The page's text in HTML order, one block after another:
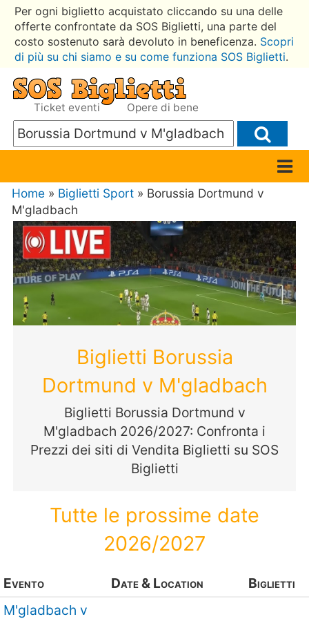
Per ogni biglietto acquistato cliccando su una delle
offerte confrontate da SOS Biglietti, una parte del
costo sostenuto sarà devoluto in beneficenza. Scopri
di più su chi siamo e su come funziona SOS Biglietti.
Ticket eventi Opere di bene
Home » Biglietti Sport » Borussia Dortmund v
M'gladbach
Biglietti Borussia
Dortmund v M'gladbach
Biglietti Borussia Dortmund v
M'gladbach 2026/2027: Confronta i
Prezzi dei siti di Vendita Biglietti su SOS
Biglietti
Tutte le prossime date
2026/2027
Evento Date & Location
Biglietti
M'gladbach v